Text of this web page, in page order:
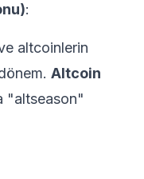
:
altcoinlerin
Altcoin
"altseason"